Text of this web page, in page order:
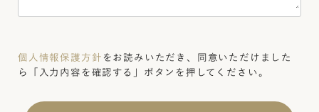
個人情報保護方針 をお読みいただき、同意いただけました
ら
「入力内容を確認する」ボタンを押してください。